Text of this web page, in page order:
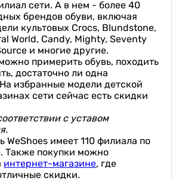
сети. А в нем - более 40
брендов обуви, включая
культовых Crocs, Blundstone,
World, Candy, Mighty, Seventy
и многие другие.
примерить обувь, походить
достаточно ли одна
избранные модели детской
сети сейчас есть скидки
с уставом
WeShoes имеет 110 филиала по
Также покупки можно
интернет-магазине, где
скидки.